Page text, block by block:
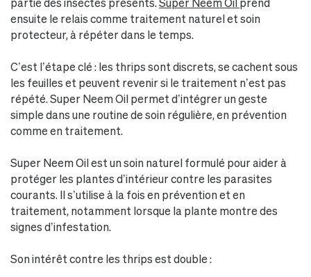
ensuite le relais comme traitement naturel et soin
protecteur, à répéter dans le temps.
C’est l’étape clé : les thrips sont discrets, se cachent sous
les feuilles et peuvent revenir si le traitement n’est pas
répété. Super Neem Oil permet d’intégrer un geste
simple dans une routine de soin régulière, en prévention
comme en traitement.
Super Neem Oil est un soin naturel formulé pour aider à
protéger les plantes d’intérieur contre les parasites
courants. Il s’utilise à la fois en prévention et en
traitement, notamment lorsque la plante montre des
signes d’infestation.
Son intérêt contre les thrips est double :